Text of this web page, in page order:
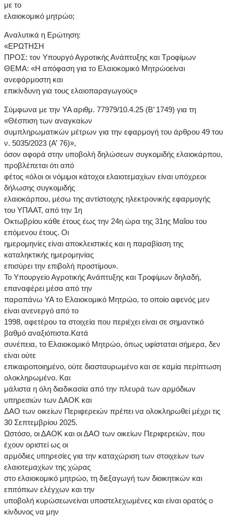
με το
ελαιοκομικό μητρώο;
Αναλυτικά η Ερώτηση:
«ΕΡΩΤΗΣΗ
ΠΡΟΣ: τον Υπουργό Αγροτικής Ανάπτυξης και Τροφίμων
ΘΕΜΑ: «Η απόφαση για το Ελαιοκομικό Μητρώοείναι
ανεφάρμοστη και
επικίνδυνη για τους ελαιοπαραγωγούς»
Σύμφωνα με την ΥΑ αριθμ. 77979/10.4.25 (Β’ 1749) για τη
«Θέσπιση των αναγκαίων
συμπληρωματικών μέτρων για την εφαρμογή του άρθρου 49 του
ν. 5035/2023 (Α’ 76)»,
όσον αφορά στην υποβολή δηλώσεων συγκομιδής ελαιοκάρπου,
προβλέπεται ότι από
φέτος «όλοι οι νόμιμοι κάτοχοι ελαιοτεμαχίων είναι υπόχρεοι
δήλωσης συγκομιδής
ελαιοκάρπου, μέσω της αντίστοιχης ηλεκτρονικής εφαρμογής
του ΥΠΑΑΤ, από την 1η
Οκτωβρίου κάθε έτους έως την 24η ώρα της 31ης Μαΐου του
επόμενου έτους. Οι
ημερομηνίες είναι αποκλειστικές και η παραβίαση της
καταληκτικής ημερομηνίας
επισύρει την επιβολή προστίμου».
Το Υπουργείο Αγροτικής Ανάπτυξης και Τροφίμων δηλαδή,
επαναφέρει μέσα από την
παραπάνω ΥΑ το Ελαιοκομικό Μητρώο, το οποίο αφενός μεν
είναι ανενεργό από το
1998, αφετέρου τα στοιχεία που περιέχει είναι σε σημαντικό
βαθμό αναξιόπιστα.Κατά
συνέπεια, το Ελαιοκομικό Μητρώο, όπως υφίσταται σήμερα, δεν
είναι ούτε
επικαιροποιημένο, ούτε διασταυρωμένο και σε καμία περίπτωση
ολοκληρωμένο. Και
μάλιστα η όλη διαδικασία από την πλευρά των αρμόδιων
υπηρεσιών των ΔΑΟΚ και
ΔΑΟ των οικείων Περιφερειών πρέπει να ολοκληρωθεί μέχρι τις
30 Σεπτεμβρίου 2025.
Ωστόσο, οι ΔΑΟΚ και οι ΔΑΟ των οικείων Περιφερειών, που
έχουν οριστεί ως οι
αρμόδιες υπηρεσίες για την καταχώριση των στοιχείων των
ελαιοτεμαχίων της χώρας
στο ελαιοκομικό μητρώο, τη διεξαγωγή των διοικητικών και
επιτόπιων ελέγχων και την
υποβολή κυρώσεωνείναι υποστελεχωμένες και είναι ορατός ο
κίνδυνος να μην